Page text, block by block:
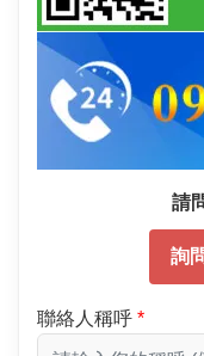
請
詢
聯絡人稱呼